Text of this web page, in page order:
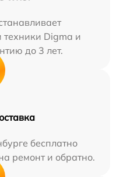
техники Digma и
до 3 лет.
бесплатно
ремонт и обратно.